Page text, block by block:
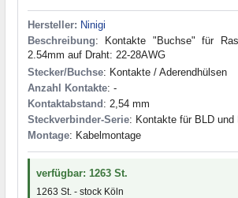
Hersteller: Ninigi
Beschreibung: Kontakte "Buchse" für
2.54mm auf Draht: 22-28AWG
Stecker/Buchse: Kontakte / Aderendhülsen
Anzahl Kontakte: -
Kontaktabstand : 2,54 mm
Steckverbinder-Serie: Kontakte für BLD und
Montage: Kabelmontage
verfügbar: 1263 St.
1263 St. - stock Köln